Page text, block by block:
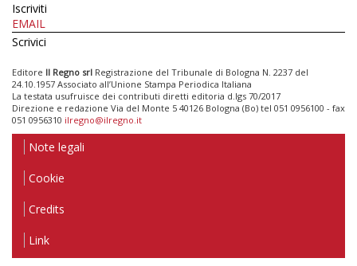
Iscriviti
EMAIL
Scrivici
Editore Il Regno srl Registrazione del Tribunale di Bologna N. 2237 del
24.10.1957 Associato all’Unione Stampa Periodica Italiana
La testata usufruisce dei contributi diretti editoria d.lgs 70/2017
Direzione e redazione Via del Monte 5 40126 Bologna (Bo) tel 051 0956100 - fax
051 0956310 ilregno@ilregno.it
Note legali
Cookie
Credits
Link